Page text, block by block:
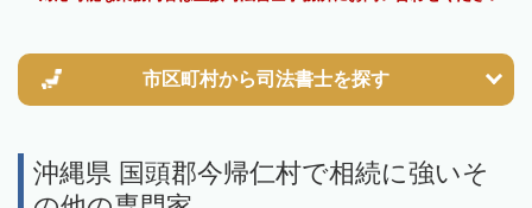
市区町村から司法書士を探す
沖縄県 国頭郡今帰仁村で相続に強いそ